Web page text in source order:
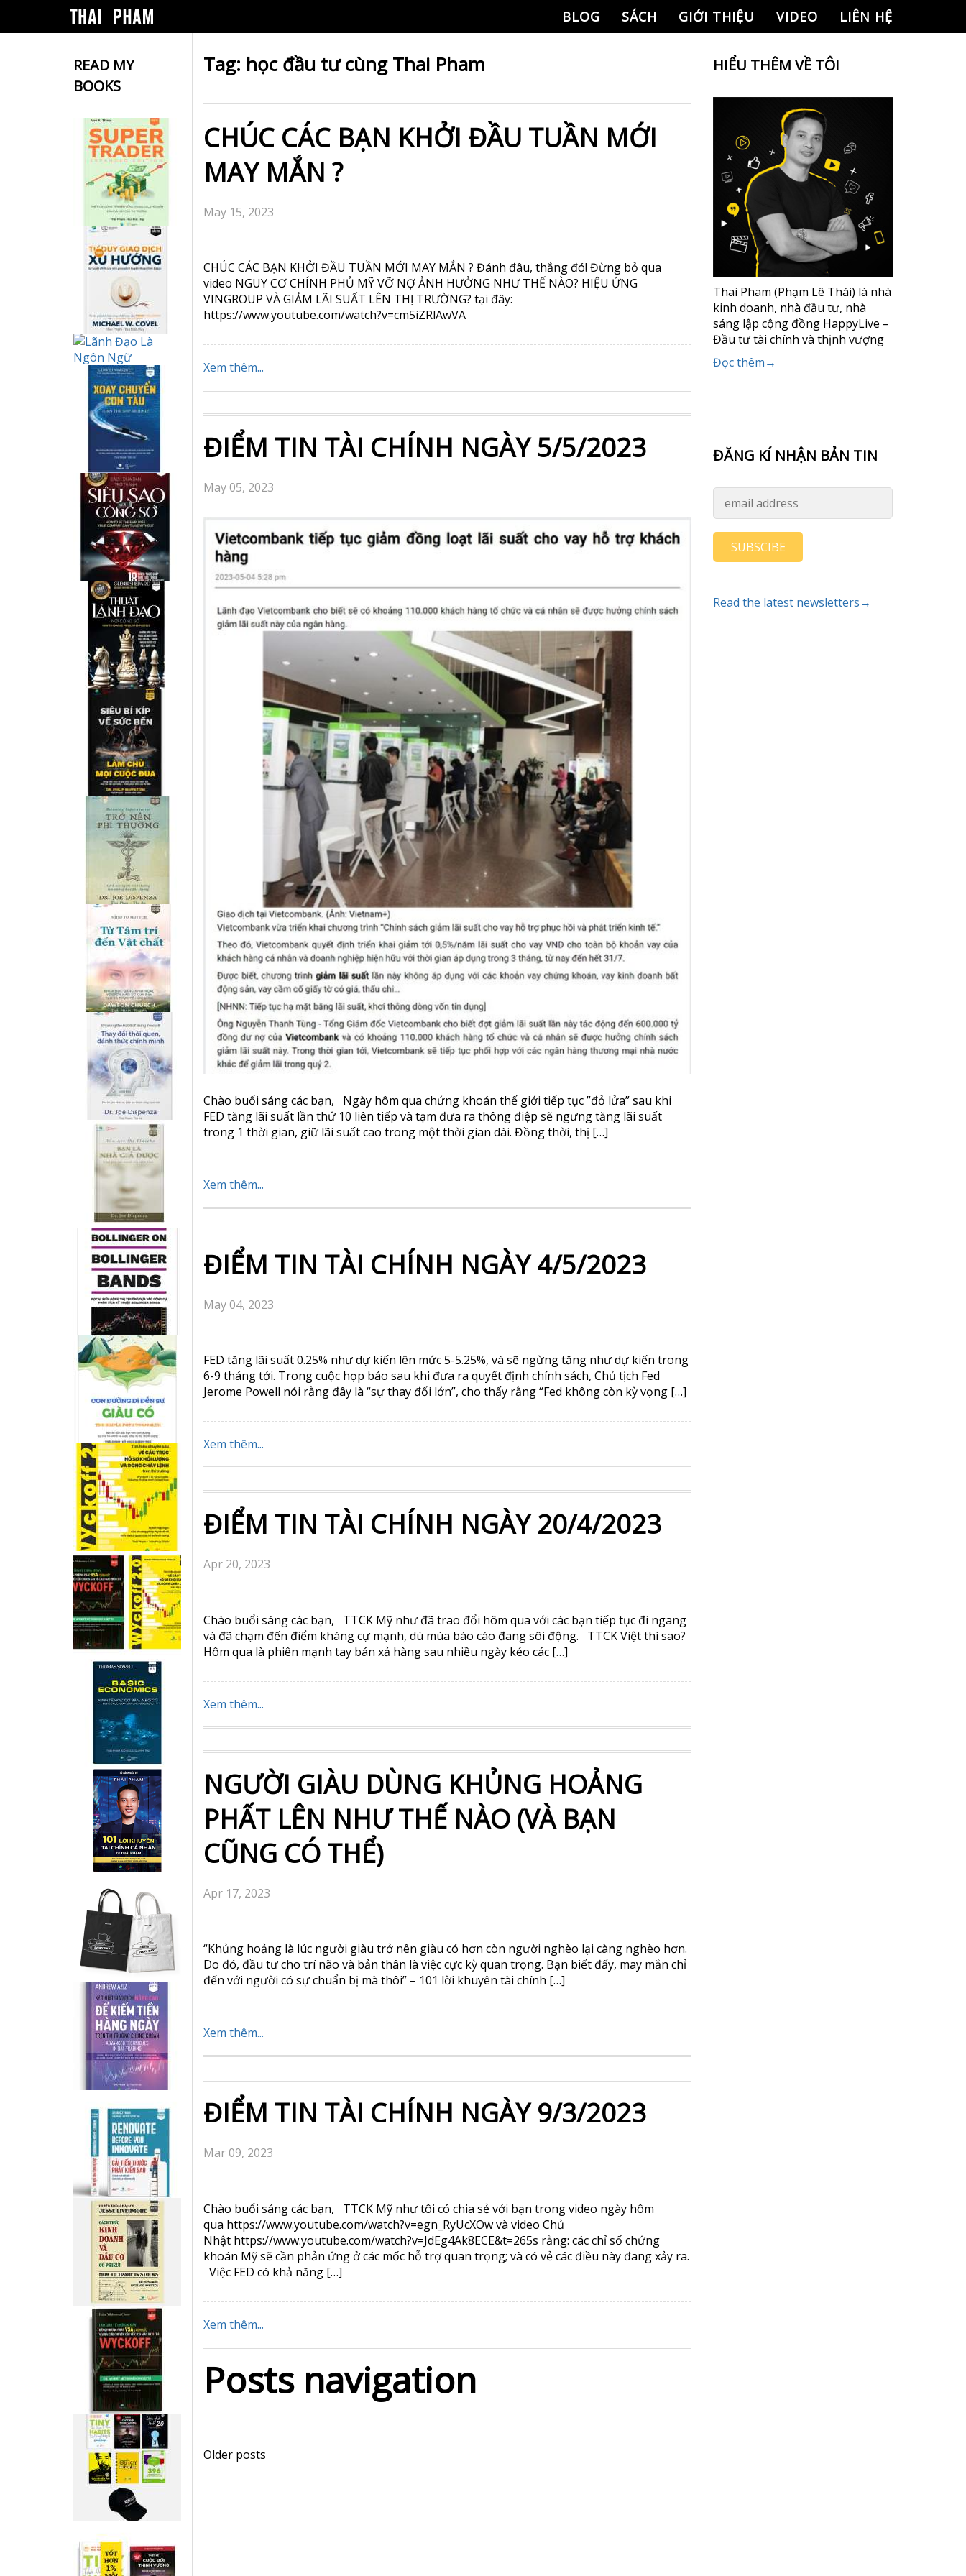
BLOG SÁCH GIỚI THIỆU VIDEO LIÊN HỆ
READ MY
BOOKS
Tag: học đầu tư cùng Thai Pham
CHÚC CÁC BẠN KHỞI ĐẦU TUẦN MỚI
MAY MẮN ?
May 15, 2023
CHÚC CÁC BẠN KHỞI ĐẦU TUẦN MỚI MAY MẮN ? Đánh đâu, thắng đó! Đừng bỏ qua
video NGUY CƠ CHÍNH PHỦ MỸ VỠ NỢ ẢNH HƯỞNG NHƯ THẾ NÀO? HIỆU ỨNG
VINGROUP VÀ GIẢM LÃI SUẤT LÊN THỊ TRƯỜNG? tại đây:
https://www.youtube.com/watch?v=cm5iZRlAwVA
Xem thêm...
ĐIỂM TIN TÀI CHÍNH NGÀY 5/5/2023
May 05, 2023
Chào buổi sáng các bạn, Ngày hôm qua chứng khoán thế giới tiếp tục ”đỏ lửa” sau khi
FED tăng lãi suất lần thứ 10 liên tiếp và tạm đưa ra thông điệp sẽ ngưng tăng lãi suất
trong 1 thời gian, giữ lãi suất cao trong một thời gian dài. Đồng thời, thị […]
Xem thêm...
ĐIỂM TIN TÀI CHÍNH NGÀY 4/5/2023
May 04, 2023
6-9 tháng tới. Trong cuộc họp báo sau khi đưa ra quyết định chính sách, Chủ tịch Fed
Jerome Powell nói rằng đây là “sự thay đổi lớn”, cho thấy rằng “Fed không còn kỳ vọng […]
Xem thêm...
ĐIỂM TIN TÀI CHÍNH NGÀY 20/4/2023
Apr 20, 2023
HIỂU THÊM VỀ TÔI
Thai Pham (Phạm Lê Thái) là nhà
kinh doanh, nhà đầu tư, nhà
sáng lập cộng đồng HappyLive –
Đầu tư tài chính và thịnh vượng
Đọc thêm→
ĐĂNG KÍ NHẬN BẢN TIN
SUBSCIBE
Read the latest newsletters→